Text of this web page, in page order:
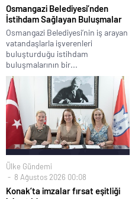
Osmangazi Belediyesi’nden
İstihdam Sağlayan Buluşmalar
Osmangazi Belediyesi’nin iş arayan
vatandaşlarla işverenleri
buluşturduğu istihdam
buluşmalarının bir...
Ülke Gündemi
8 Ağustos 2026 00:08
Konak’ta imzalar fırsat eşitliği